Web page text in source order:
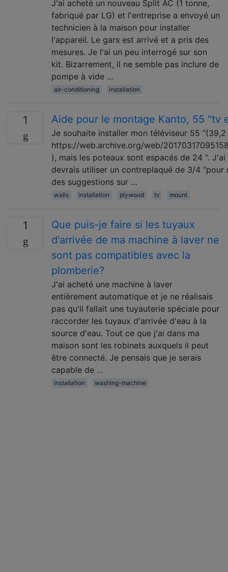
J'ai acheté un nouveau Split AC (1 tonne,
fabriqué par LG) et l'entreprise a envoyé un
technicien à la maison pour installer
l'appareil. Le gars est arrivé et a pris des
mesures. Je l'ai un peu interrogé sur son
kit. Bizarrement, il ne semble pas inclure de
pompe à vide …
air-conditioning installation
1 Aide pour le montage Kanto, 55 "tv
Je souhaite installer mon téléviseur 55
https://web.archive.org/web/
), mais les poteaux sont espacés de 24 ".
devrais utiliser un contreplaqué de 3/4
des suggestions sur …
walls installation plywood tv mount
1
Que puis-je faire si les tuyaux
d'arrivée de ma machine à laver ne
sont pas compatibles avec la
plomberie?
J'ai acheté une machine à laver
entièrement automatique et je ne réalisais
pas qu'il fallait une tuyauterie spéciale pour
raccorder les tuyaux d'arrivée d'eau à la
source d'eau. Tout ce que j'ai dans ma
maison sont les robinets auxquels il peut
être connecté. Je pensais que je serais
capable de …
installation washing-machine